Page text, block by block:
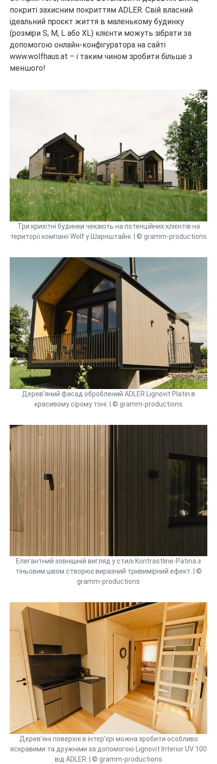
покриті захисним покриттям ADLER. Свій власний
ідеальний проєкт життя в маленькому будинку
(розміри S, M, L або XL) клієнти можуть зібрати за
допомогою онлайн-конфігуратора на сайті
www.wolfhaus.at – і таким чином зробити більше з
меншого!
Три крихітні будинки чекають на потенційних клієнтів на
території компанії Wolf у Шарнштайні. | © gramm-productions
Дерев'яний фасад оброблений ADLER Lignovit Platin в
красивому сірому тоні. | © gramm-productions
Елегантний зовнішній вигляд у стилі Kontrastline-Patina з
тіньовим швом створює виразний тривимірний ефект. | ©
gramm-productions
Дерев’яні поверхні в інтер’єрі можна зробити особливо
яскравими та дружніми за допомогою Lignovit Interior UV 100
від ADLER. | © gramm-productions